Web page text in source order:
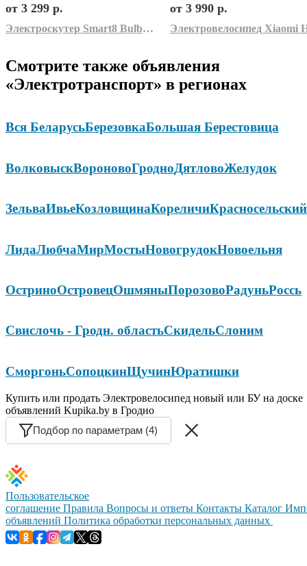
от 3 299 р.
Электроскутер Smart8 Bulbash S (черный)
от 3 990 р.
Смотрите также объявления
«Электротранспорт» в регионах
Вся БеларусьБерезовкаБольшая Берестовица
ВолковыскВороновоГродноДятловоЖелудок
ЗельваИвьеКозловщинаКореличиКрасносельский
ЛидаЛюбчаМирМостыНовогрудокНовоельня
ОстриноОстровецОшмяныПорозовоРадуньРоссь
Свислочь - Гродн. областьСкидельСлоним
СморгоньСопоцкинЩучинЮратишки
Купить или продать Электровелосипед новый или БУ на доске
объявлений Kupika.by в Гродно
Подбор по параметрам (4)
Пользовательское
соглашение Правила Вопросы и ответы Контакты Каталог
объявлений Политика обработки персональных данных